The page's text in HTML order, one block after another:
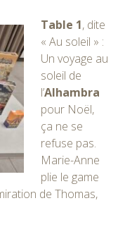
Table 1, dite
« Au soleil » :
Un voyage au
soleil de
l’Alhambra
pour Noël,
ça ne se
refuse pas.
Marie-Anne
plie le game
de Thomas,